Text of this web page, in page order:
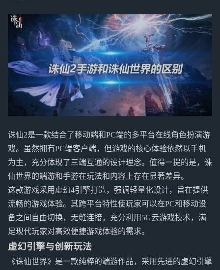
诛仙2是一款结合了移动端和PC端的多平台在线角色扮演游
戏。虽然拥有PC端客户端，但游戏的核心体验依然以手机
为主，充分体现了三端互通的设计理念。值得一提的是，诛
仙世界的端游和手游在玩法和内容上存在显著差异。
这款游戏采用虚幻4引擎打造，强调轻量化设计，旨在提供
流畅的游戏体验。其跨平台特性使玩家可以在PC和移动设
备之间自由切换，无缝连接，充分利用5G云游戏技术，满
足现代玩家对高效便捷游戏体验的需求。
虚幻引擎与创新玩法
《诛仙世界》是一款纯粹的端游作品，采用先进的虚幻引擎